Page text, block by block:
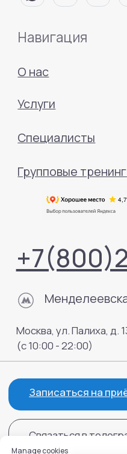
Manage cookies